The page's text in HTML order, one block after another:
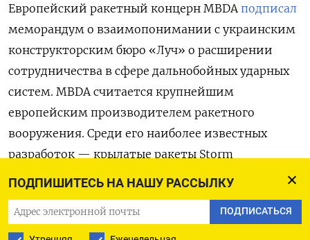
ПОДПИШИТЕСЬ НА НАШУ РАССЫЛКУ
ПОДПИСАТЬСЯ
Европейский ракетный концерн MBDAподписал
меморандум о взаимопонимании с украинским
конструкторским бюро «Луч» о расширении
сотрудничества в сфере дальнобойных ударных
систем. MBDA считается крупнейшим
европейским производителем ракетного
вооружения. Среди его наиболее известных
разработок — крылатые ракеты Storm
Shadow/SCALP. Их активно использует Украина
Соглашение предусматривает развитие